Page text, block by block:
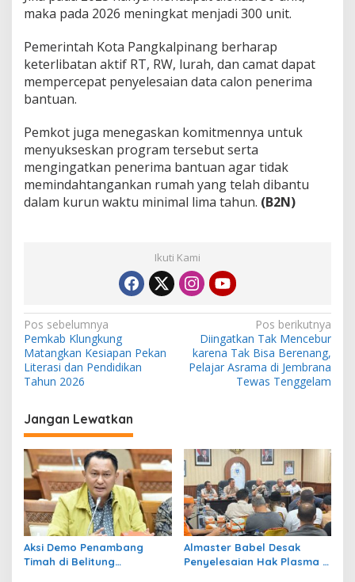
maka pada 2026 meningkat menjadi 300 unit.
Pemerintah Kota Pangkalpinang berharap
keterlibatan aktif RT, RW, lurah, dan camat dapat
mempercepat penyelesaian data calon penerima
bantuan.
Pemkot juga menegaskan komitmennya untuk
menyukseskan program tersebut serta
mengingatkan penerima bantuan agar tidak
memindahtangankan rumah yang telah dibantu
dalam kurun waktu minimal lima tahun. (B2N)
Ikuti Kami
N
a
v
i
g
a
s
i
p
o
s
Pos sebelumnya
Pemkab Klungkung
Matangkan Kesiapan Pekan
Literasi dan Pendidikan
Tahun 2026
Pos berikutnya
Diingatkan Tak Mencebur
karena Tak Bisa Berenang,
Pelajar Asrama di Jembrana
Tewas Tenggelam
Jangan Lewatkan
Aksi Demo Penambang
Timah di Belitung
Almaster Babel Desak
Penyelesaian Hak Plasma 8